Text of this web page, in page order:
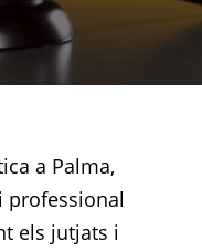
a Palma,
professional
els jutjats i